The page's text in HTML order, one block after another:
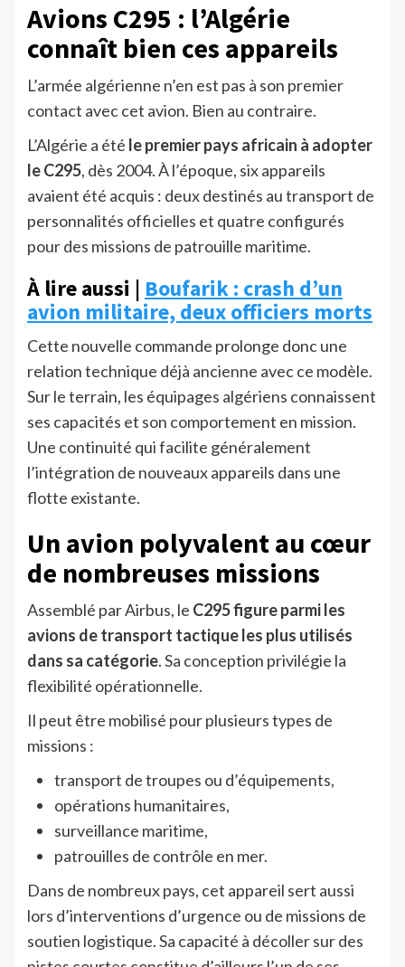
Avions C295 : l’Algérie
connaît bien ces appareils
L’armée algérienne n’en est pas à son premier
contact avec cet avion. Bien au contraire.
L’Algérie a été le premier pays africain à adopter
le C295, dès 2004. À l’époque, six appareils
avaient été acquis : deux destinés au transport de
personnalités officielles et quatre configurés
pour des missions de patrouille maritime.
À lire aussi | Boufarik : crash d’un
avion militaire, deux officiers morts
Cette nouvelle commande prolonge donc une
relation technique déjà ancienne avec ce modèle.
Sur le terrain, les équipages algériens connaissent
ses capacités et son comportement en mission.
Une continuité qui facilite généralement
l’intégration de nouveaux appareils dans une
flotte existante.
Un avion polyvalent au cœur
de nombreuses missions
Assemblé par Airbus, le C295 figure parmi les
avions de transport tactique les plus utilisés
dans sa catégorie. Sa conception privilégie la
flexibilité opérationnelle.
Il peut être mobilisé pour plusieurs types de
missions :
transport de troupes ou d’équipements,
opérations humanitaires,
surveillance maritime,
patrouilles de contrôle en mer.
Dans de nombreux pays, cet appareil sert aussi
lors d’interventions d’urgence ou de missions de
soutien logistique. Sa capacité à décoller sur des